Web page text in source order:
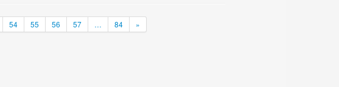
54 55 56 57 … 84 »